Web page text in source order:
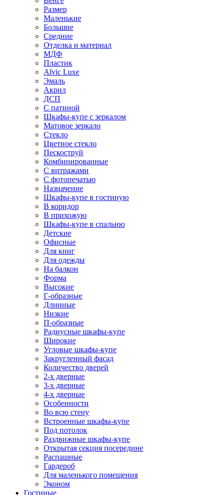
Размер
Маленькие
Большие
Средние
Отделка и материал
МДФ
Пластик
Alvic Luxe
Эмаль
Акрил
ДСП
С патиной
Шкафы-купе с зеркалом
Матовое зеркало
Стекло
Цветное стекло
Пескоструй
Комбинированные
С витражами
С фотопечатью
Назначение
Шкафы-купе в гостиную
В коридор
В прихожую
Шкафы-купе в спальню
Детские
Офисные
Для книг
Для одежды
На балкон
Форма
Высокие
Г-образные
Длинные
Низкие
П-образные
Радиусные шкафы-купе
Широкие
Угловые шкафы-купе
Закругленный фасад
Количество дверей
2-х дверные
3-х дверные
4-х дверные
Особенности
Во всю стену
Встроенные шкафы-купе
Под потолок
Раздвижные шкафы-купе
Открытая секция посередине
Распашные
Гардероб
Для маленького помещения
Эконом
Гостиные